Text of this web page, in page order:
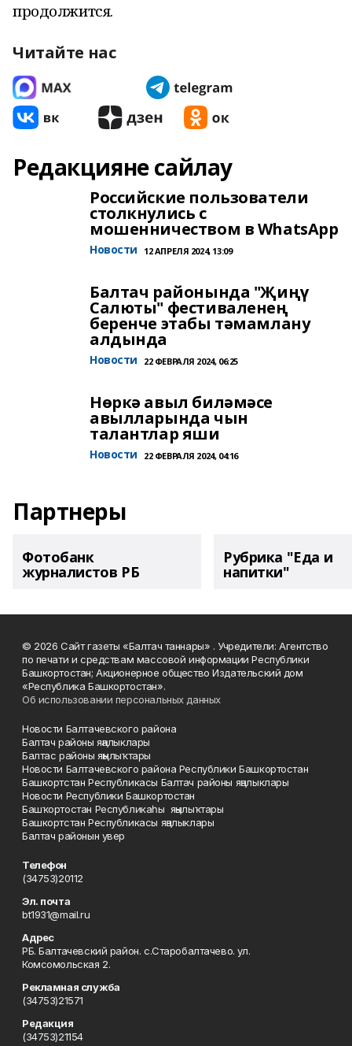
продолжится.
Читайте нас
Редакцияне сайлау
Российские пользователи
столкнулись с
мошенничеством в WhatsApp
Новости 12 АПРЕЛЯ 2024, 13:09
Балтач районында "Җиңү
Салюты" фестиваленең
беренче этабы тәмамлану
алдында
Новости 22 ФЕВРАЛЯ 2024, 06:25
Нөркә авыл биләмәсе
авылларында чын
талантлар яши
Новости 22 ФЕВРАЛЯ 2024, 04:16
Партнеры
Фотобанк
журналистов РБ
Рубрика "Еда и
напитки"
© 2026 Сайт газеты «Балтач таннары» . Учредители: Агентство
по печати и средствам массовой информации Республики
Башкортостан; Акционерное общество Издательский дом
«Республика Башкортостан».
Об использовании персональных данных
Новости Балтачевского района
Балтач районы яңалыклары
Балтас районы яңылыҡтары
Новости Балтачевского района Республики Башкортостан
Башкортстан Республикасы Балтач районы яңалыклары
Новости Республики Башкортостан
Башҡортостан Республикаһы яңылыҡтары
Башкортстан Республикасы яңалыклары
Балтач районын увер
Телефон
(34753)20112
Эл. почта
bt1931@mail.ru
Адрес
РБ. Балтачевский район. с.Старобалтачево. ул.
Комсомольская 2.
Рекламная служба
(34753)21571
Редакция
(34753)21154